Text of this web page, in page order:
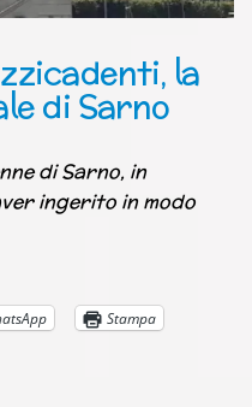
la
di Sarno
di Sarno, in
ingerito in modo
Stampa